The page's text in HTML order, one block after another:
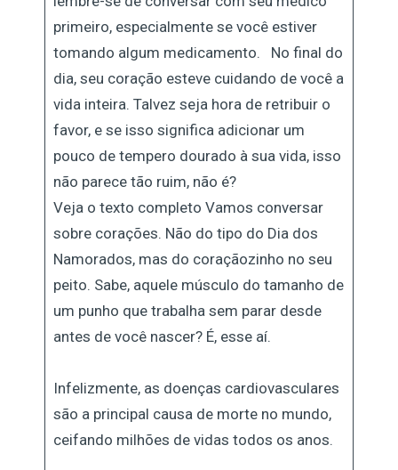
primeiro, especialmente se você estiver
tomando algum medicamento. No final do
dia, seu coração esteve cuidando de você a
vida inteira. Talvez seja hora de retribuir o
favor, e se isso significa adicionar um
pouco de tempero dourado à sua vida, isso
não parece tão ruim, não é?
Veja o texto completo Vamos conversar
sobre corações. Não do tipo do Dia dos
Namorados, mas do coraçãozinho no seu
peito. Sabe, aquele músculo do tamanho de
um punho que trabalha sem parar desde
antes de você nascer? É, esse aí.
Infelizmente, as doenças cardiovasculares
são a principal causa de morte no mundo,
ceifando milhões de vidas todos os anos.